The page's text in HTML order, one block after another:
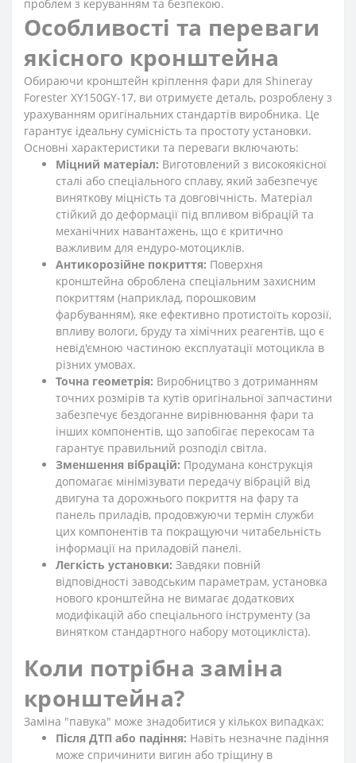
проблем з керуванням та безпекою.
Особливості та переваги
якісного кронштейна
Обираючи кронштейн кріплення фари для Shineray
Forester XY150GY-17, ви отримуєте деталь, розроблену з
урахуванням оригінальних стандартів виробника. Це
гарантує ідеальну сумісність та простоту установки.
Основні характеристики та переваги включають:
Міцний матеріал: Виготовлений з високоякісної
сталі або спеціального сплаву, який забезпечує
виняткову міцність та довговічність. Матеріал
стійкий до деформації під впливом вібрацій та
механічних навантажень, що є критично
важливим для ендуро-мотоциклів.
Антикорозійне покриття: Поверхня
кронштейна оброблена спеціальним захисним
покриттям (наприклад, порошковим
фарбуванням), яке ефективно протистоїть корозії,
впливу вологи, бруду та хімічних реагентів, що є
невід'ємною частиною експлуатації мотоцикла в
різних умовах.
Точна геометрія: Виробництво з дотриманням
точних розмірів та кутів оригінальної запчастини
забезпечує бездоганне вирівнювання фари та
інших компонентів, що запобігає перекосам та
гарантує правильний розподіл світла.
Зменшення вібрацій: Продумана конструкція
допомагає мінімізувати передачу вібрацій від
двигуна та дорожнього покриття на фару та
панель приладів, продовжуючи термін служби
цих компонентів та покращуючи читабельність
інформації на приладовій панелі.
Легкість установки: Завдяки повній
відповідності заводським параметрам, установка
нового кронштейна не вимагає додаткових
модифікацій або спеціального інструменту (за
винятком стандартного набору мотоцикліста).
Коли потрібна заміна
кронштейна?
Заміна "павука" може знадобитися у кількох випадках:
Після ДТП або падіння: Навіть незначне падіння
може спричинити вигин або тріщину в